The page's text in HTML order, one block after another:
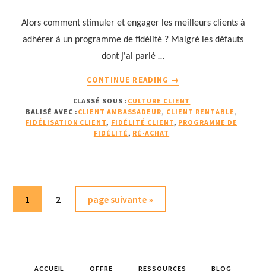
Alors comment stimuler et engager les meilleurs clients à
adhérer à un programme de fidélité ? Malgré les défauts
dont j'ai parlé …
CONTINUE READING
RENDRE
SES
→
CLASSÉ SOUS : CULTURE CLIENT
BALISÉ AVEC : CLIENT AMBASSADEUR, CLIENT RENTABLE ,
FIDÉLISATION CLIENT, FIDÉLITÉ CLIENT, PROGRAMME DE
FIDÉLITÉ , RÉ-ACHAT
Page
1 Page
2
Aller
à
page suivante »
ACCUEIL OFFRE RESSOURCES BLOG